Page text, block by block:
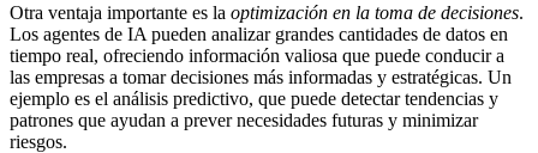
Otra ventaja importante es la optimización en la toma de decisiones.
Los agentes de IA pueden analizar grandes cantidades de datos en
tiempo real, ofreciendo información valiosa que puede conducir a
las empresas a tomar decisiones más informadas y estratégicas. Un
ejemplo es el análisis predictivo, que puede detectar tendencias y
patrones que ayudan a prever necesidades futuras y minimizar
riesgos.